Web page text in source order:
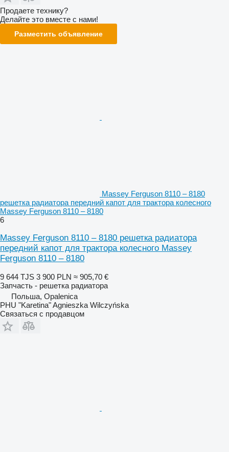
Продаете технику?
Делайте это вместе с нами!
Разместить объявление
Massey Ferguson 8110 – 8180
решетка радиатора передний капот для трактора колесного
Massey Ferguson 8110 – 8180
6
Massey Ferguson 8110 – 8180 решетка радиатора
передний капот для трактора колесного Massey
Ferguson 8110 – 8180
9 644 TJS 3 900 PLN ≈ 905,70 €
Запчасть - решетка радиатора
Польша, Opalenica
PHU "Karetina" Agnieszka Wilczyńska
Связаться с продавцом